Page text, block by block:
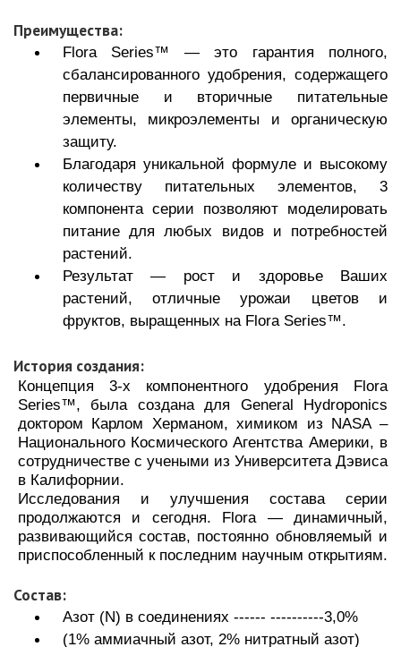
Преимущества:
Flora Series™ — это гарантия полного,
сбалансированного удобрения, содержащего
первичные и вторичные питательные
элементы, микроэлементы и органическую
защиту.
Благодаря уникальной формуле и высокому
количеству питательных элементов, 3
компонента серии позволяют моделировать
питание для любых видов и потребностей
растений.
Результат — рост и здоровье Ваших
растений, отличные урожаи цветов и
фруктов, выращенных на Flora Series™.
История создания:
Концепция 3-х компонентного удобрения Flora
Series™, была создана для General Hydroponics
доктором Карлом Херманом, химиком из NASA –
Национального Космического Агентства Америки, в
сотрудничестве с учеными из Университета Дэвиса
в Калифорнии.
Исследования и улучшения состава серии
продолжаются и сегодня. Flora — динамичный,
развивающийся состав, постоянно обновляемый и
приспособленный к последним научным открытиям.
Состав:
Азот (N) в соединениях ------ ----------3,0%
(1% аммиачный азот, 2% нитратный азот)